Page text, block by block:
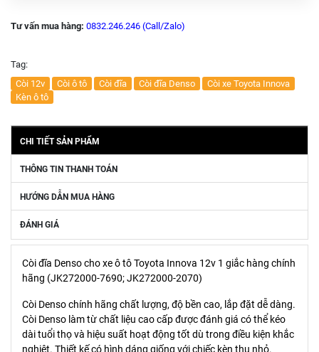
Tư vấn mua hàng: 0832.246.246 (Call/Zalo)
Tag:
Còi 12v
Còi ô tô Còi đĩa Còi đĩa Denso
Còi xe Toyota Innova
Kèn ô tô
CHI TIẾT SẢN PHẨM
THÔNG TIN THANH TOÁN
HƯỚNG DẪN MUA HÀNG
ĐÁNH GIÁ
Còi đĩa Denso cho xe ô tô Toyota Innova 12v 1 giắc hàng chính
hãng (JK272000-7690; JK272000-2070)
Còi Denso chính hãng chất lượng, độ bền cao, lắp đặt dễ dàng.
Còi Denso làm từ chất liệu cao cấp được đánh giá có thể kéo
dài tuổi thọ và hiệu suất hoạt động tốt dù trong điều kiện khắc
nghiệt. Thiết kế có hình dáng giống với chiếc kèn thu nhỏ.